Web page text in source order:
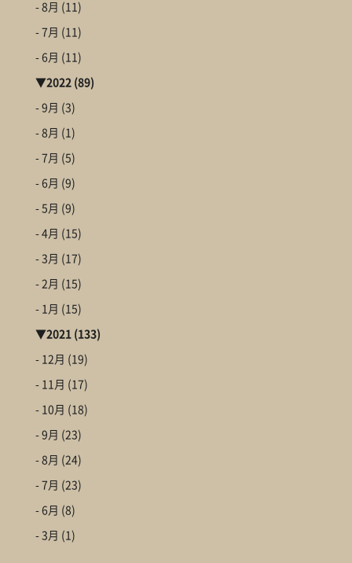
- 8月 (11)
- 7月 (11)
- 6月 (11)
▼2022 (89)
- 9月 (3)
- 8月 (1)
- 7月 (5)
- 6月 (9)
- 5月 (9)
- 4月 (15)
- 3月 (17)
- 2月 (15)
- 1月 (15)
▼2021 (133)
- 12月 (19)
- 11月 (17)
- 10月 (18)
- 9月 (23)
- 8月 (24)
- 7月 (23)
- 6月 (8)
- 3月 (1)